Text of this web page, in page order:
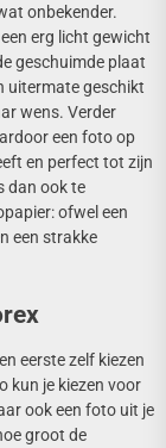
onbekender.
erg licht gewicht
geschuimde plaat
uitermate geschikt
wens. Verder
een foto op
en perfect tot zijn
dan ook te
ofwel een
een strakke
eerste zelf kiezen
kun je kiezen voor
ook een foto uit je
groot de